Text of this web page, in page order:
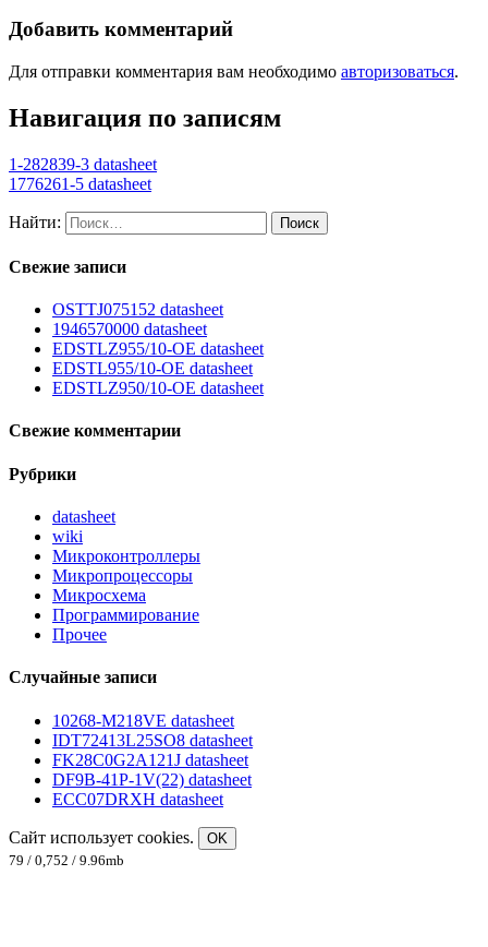
Добавить комментарий
Для отправки комментария вам необходимо авторизоваться.
Навигация по записям
1-282839-3 datasheet
1776261-5 datasheet
Найти:
Свежие записи
OSTTJ075152 datasheet
1946570000 datasheet
EDSTLZ955/10-OE datasheet
EDSTL955/10-OE datasheet
EDSTLZ950/10-OE datasheet
Свежие комментарии
Рубрики
datasheet
wiki
Микроконтроллеры
Микропроцессоры
Микросхема
Программирование
Прочее
Случайные записи
10268-M218VE datasheet
IDT72413L25SO8 datasheet
FK28C0G2A121J datasheet
DF9B-41P-1V(22) datasheet
ECC07DRXH datasheet
Сайт использует cookies.
OK
79 / 0,752 / 9.96mb